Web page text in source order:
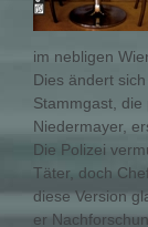
im nebligen
Dies ändert
Stammgast, die
Niedermayer,
Die Polizei
Täter, doch
diese Version
er